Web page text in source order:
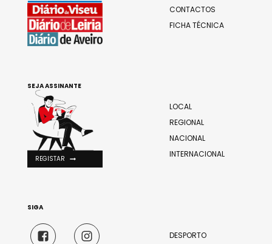
CONTACTOS
FICHA TÉCNICA
LOCAL
REGIONAL
NACIONAL
INTERNACIONAL
DESPORTO
SEJA ASSINANTE
REGISTAR
SIGA